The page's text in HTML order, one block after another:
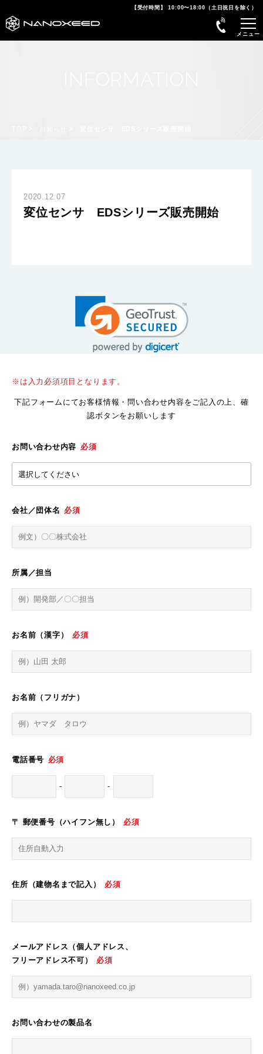
【受付時間】 10:00〜18:00（土日祝日を除く）
2020.12.07
変位センサ EDSシリーズ販売開始
※は入力必須項目となります。
下記フォームにてお客様情報・問い合わせ内容をご記入の上、確
認ボタンをお願いします
お問い合わせ内容 必須
会社／団体名 必須
所属／担当
お名前（漢字） 必須
お名前（フリガナ）
電話番号 必須
- -
〒 郵便番号（ハイフン無し） 必須
住所（建物名まで記入） 必須
メールアドレス（個人アドレス、
フリーアドレス不可）
必須
お問い合わせの製品名